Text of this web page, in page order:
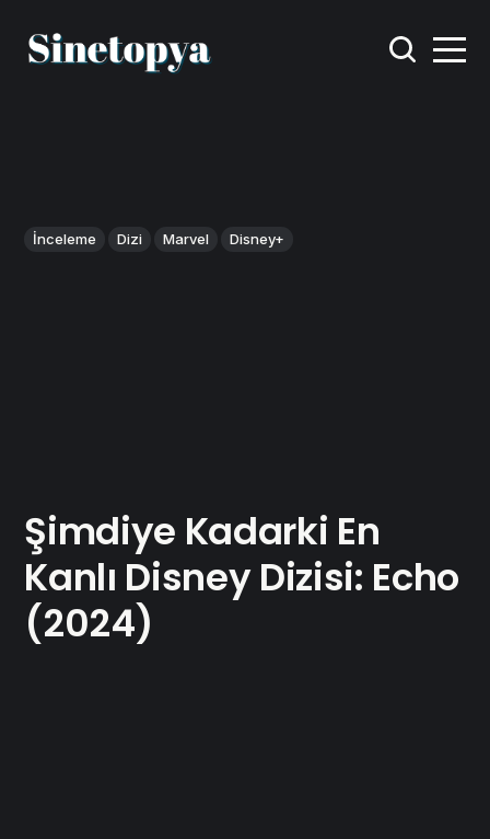
İnceleme Dizi Marvel Disney+
Şimdiye Kadarki En
Kanlı Disney Dizisi: Echo
(2024)